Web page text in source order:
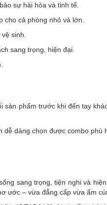
sự hài hòa và tinh tế.
cho cả phòng nhỏ và lớn.
sinh.
sang trọng, hiện đại.
sản phẩm trước khi đến tay
dễ dàng chọn được combo
sang trọng, tiện nghi và
ước – vừa đẳng cấp vừa ấm